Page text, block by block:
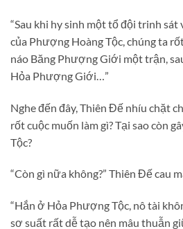
“Sau khi hy sinh một tổ đội trinh
của Phượng Hoàng Tộc, chúng ta
náo Băng Phượng Giới một trận,
Hỏa Phượng Giới…”
Nghe đến đây, Thiên Đế nhíu chặt
rốt cuộc muốn làm gì? Tại sao còn
Tộc?
“Còn gì nữa không?” Thiên Đế cau
“Hắn ở Hỏa Phượng Tộc, nô tài
sơ suất rất dễ tạo nên mâu thuẫn